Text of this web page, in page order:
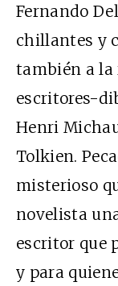
Fernando
chillantes y
también a la
escritores-
Henri
Tolkien.
misterioso
novelista
escritor que
y para